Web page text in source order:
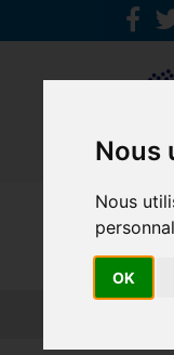
Nous
Nous
OK